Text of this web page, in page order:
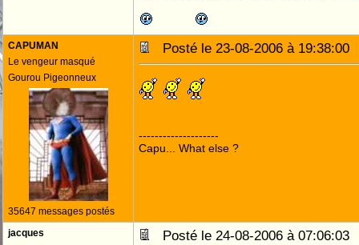
CAPUMAN
Le vengeur masqué
Gourou Pigeonneux
35647 messages postés
Posté le 23-08-2006 à
--------------------
Capu... What else ?
jacques
Posté le 24-08-2006 à